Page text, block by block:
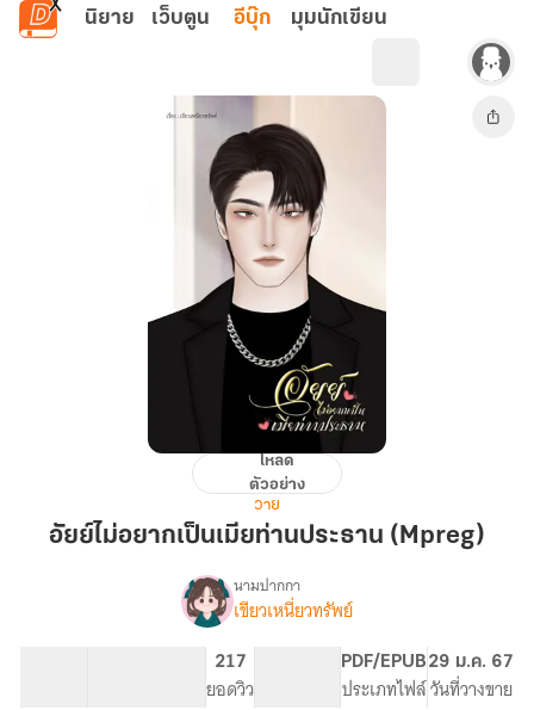
ข้ามไปยังเนื้อหาหลัก
นิยาย เว็บตูน อีบุ๊ก มุมนักเขียน
อยาก
ท่าน
(Mpreg)
โหลด
ตัวอย่าง
วาย
อัยย์ไม่อยากเป็นเมียท่านประธาน (Mpreg)
เรื่อ
นามปากกา
เขียวเหนี่ยวทรัพย์
217
ยอดวิว
PDF/EPUB
ประเภทไฟล์
29 ม.ค. 67
วันที่วางขาย